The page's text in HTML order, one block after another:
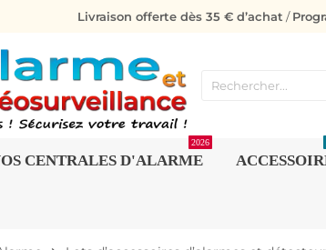
Livraison offerte dès 35 € d’achat /
CENTRALES D'ALARME
2026